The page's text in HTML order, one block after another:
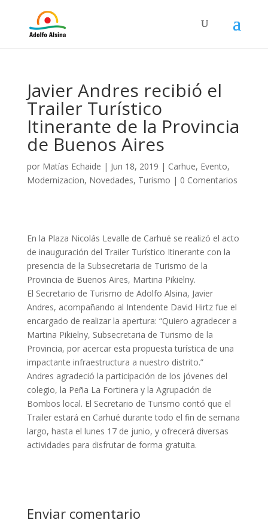
Javier Andres recibió el
Trailer Turístico
Itinerante de la Provincia
de Buenos Aires
por Matías Echaide | Jun 18, 2019 | Carhue, Evento,
Modernizacion, Novedades, Turismo | 0 Comentarios
En la Plaza Nicolás Levalle de Carhué se realizó el acto
de inauguración del Trailer Turístico Itinerante con la
presencia de la Subsecretaria de Turismo de la
Provincia de Buenos Aires, Martina Pikielny.
El Secretario de Turismo de Adolfo Alsina, Javier
Andres, acompañando al Intendente David Hirtz fue el
encargado de realizar la apertura: “Quiero agradecer a
Martina Pikielny, Subsecretaria de Turismo de la
Provincia, por acercar esta propuesta turística de una
impactante infraestructura a nuestro distrito.”
Andres agradeció la participación de los jóvenes del
colegio, la Peña La Fortinera y la Agrupación de
Bombos local. El Secretario de Turismo contó que el
Trailer estará en Carhué durante todo el fin de semana
largo, hasta el lunes 17 de junio, y ofrecerá diversas
actividades para disfrutar de forma gratuita.
Enviar comentario